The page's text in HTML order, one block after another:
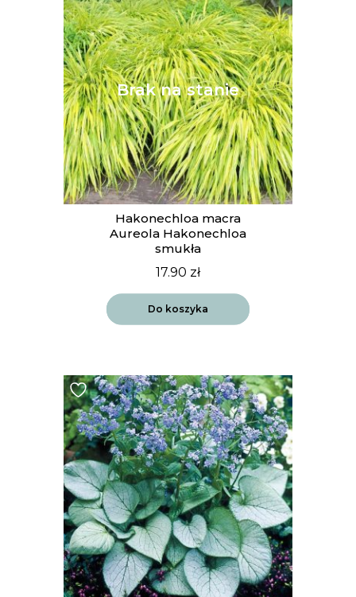
Hakonechloa macra
Aureola Hakonechloa
smukła
17.90 zł
Do koszyka